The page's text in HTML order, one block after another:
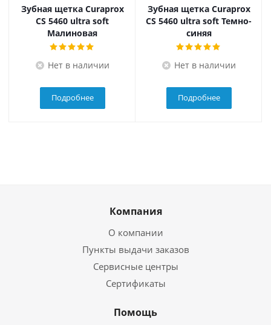
Зубная щетка Curaprox
CS 5460 ultra soft
Малиновая
Нет в наличии
Подробнее
Зубная щетка Curaprox
CS 5460 ultra soft Темно-
синяя
Нет в наличии
Подробнее
Компания
О компании
Пункты выдачи заказов
Сервисные центры
Сертификаты
Помощь